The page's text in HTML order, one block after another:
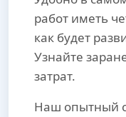
работ иметь
как будет
Узнайте
затрат.
Наш опытный